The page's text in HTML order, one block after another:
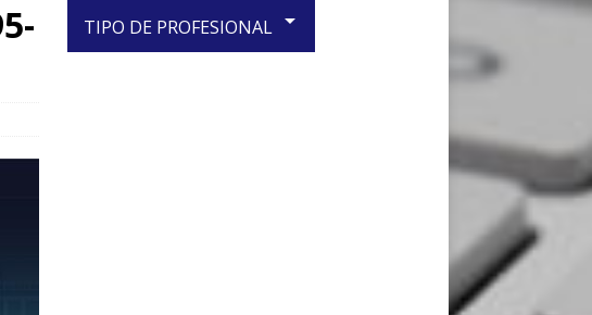
TIPO DE PROFESIONAL arrow_drop_down